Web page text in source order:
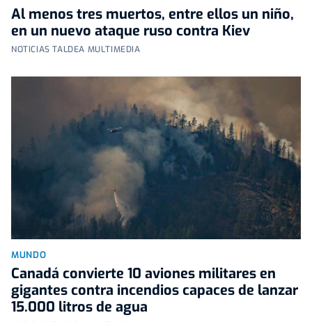
Al menos tres muertos, entre ellos un niño,
en un nuevo ataque ruso contra Kiev
NOTICIAS TALDEA MULTIMEDIA
MUNDO
Canadá convierte 10 aviones militares en
gigantes contra incendios capaces de lanzar
15.000 litros de agua